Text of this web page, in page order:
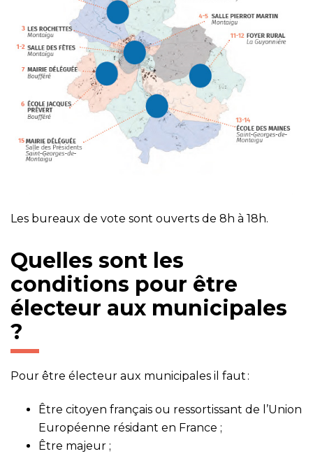
Les bureaux de vote sont ouverts de 8h à 18h.
Quelles sont les
conditions pour être
électeur aux municipales
?
Pour être électeur aux municipales il faut :
Être citoyen français ou ressortissant de l’Union
Européenne résidant en France ;
Être majeur ;